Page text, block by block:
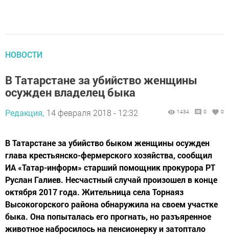
НОВОСТИ
В Татарстане за убийство женщины
осужден владелец быка
Редакция, 14 февраля 2018 - 12:32 1434 0 0
В Татарстане за убийство быком женщины осужден
глава крестьянско-фермерского хозяйства, сообщил
ИА «Татар-информ» старший помощник прокурора РТ
Руслан Галиев. Несчастный случай произошел в конце
октября 2017 года. Жительница села Торнаяз
Высокогорского района обнаружила на своем участке
быка. Она попыталась его прогнать, но разъяренное
животное набросилось на пенсионерку и затоптало